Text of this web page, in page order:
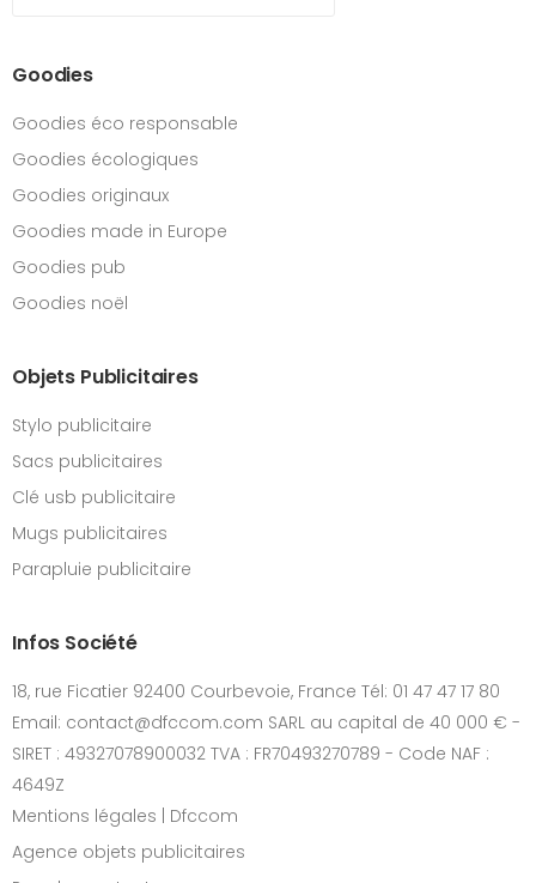
Goodies
Goodies éco responsable
Goodies écologiques
Goodies originaux
Goodies made in Europe
Goodies pub
Goodies noël
Objets Publicitaires
Stylo publicitaire
Sacs publicitaires
Clé usb publicitaire
Mugs publicitaires
Parapluie publicitaire
Infos Société
18, rue Ficatier 92400 Courbevoie, France Tél: 01 47 47 17 80
Email: contact@dfccom.com SARL au capital de 40 000 € -
SIRET : 49327078900032 TVA : FR70493270789 - Code NAF :
4649Z
Mentions légales | Dfccom
Agence objets publicitaires